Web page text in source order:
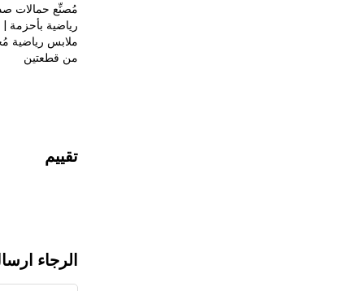
مُصنِّع حمالات
رياضية بأحزمة
ملابس
من قطعتين
تقييم
الرجاء